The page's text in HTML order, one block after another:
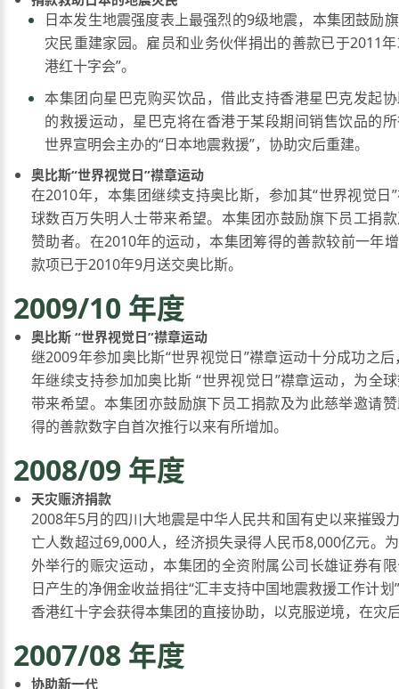
日本发生地震强度表上最强烈的9级地震，本集团鼓励
灾民重建家园。雇员和业务伙伴捐出的善款已于2011
港红十字会”。
本集团向星巴克购买饮品，借此支持香港星巴克发起
的救援运动，星巴克将在香港于某段期间销售饮品的
世界宣明会主办的“日本地震救援”，协助灾后重建。
奥比斯“世界视觉日”襟章运动
在2010年，本集团继续支持奥比斯，参加其“世界视觉日
球数百万失明人士带来希望。本集团亦鼓励旗下员工捐
赞助者。在2010年的运动，本集团筹得的善款较前一年
款项已于2010年9月送交奥比斯。
2009/10 年度
奥比斯 “世界视觉日”襟章运动
继2009年参加奥比斯“世界视觉日”襟章运动十分成功之
年继续支持参加加奥比斯 “世界视觉日”襟章运动，为全
带来希望。本集团亦鼓励旗下员工捐款及为此慈举邀请
得的善款数字自首次推行以来有所增加。
2008/09 年度
天灾赈济捐款
2008年5月的四川大地震是中华人民共和国有史以来摧毁
亡人数超过69,000人，经济损失录得人民币8,000亿元。
外举行的赈灾运动，本集团的全资附属公司长雄证券有
日产生的净佣金收益捐往“汇丰支持中国地震救援工作计划
香港红十字会获得本集团的直接协助，以克服逆境，在灾
2007/08 年度
协助新一代